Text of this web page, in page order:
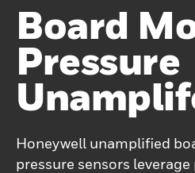
Board
Pressure
Honeywell unamplified
pressure sensors leverage